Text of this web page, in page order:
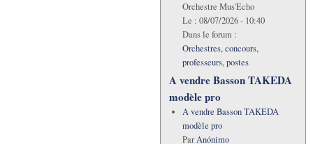
Orchestre Mus'Echo
Le : 08/07/2026 - 10:40
Dans le forum :
Orchestres, concours,
professeurs, postes
A vendre Basson TAKEDA
modèle pro
A vendre Basson TAKEDA
modèle pro
ParAnónimo